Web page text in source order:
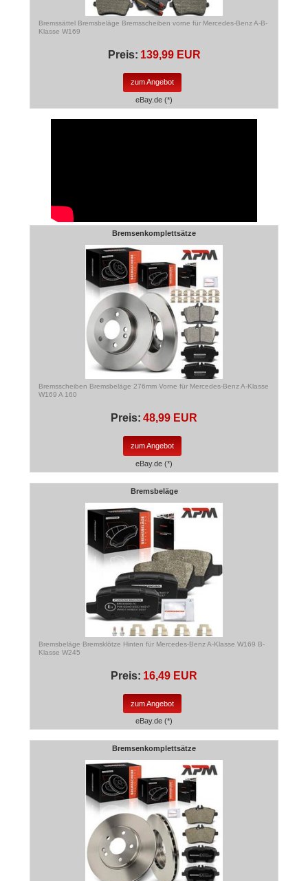
Bremssättel Bremsbeläge Bremsscheiben vorne für Mercedes-Benz A-B-
Klasse W169
Preis: 139,99 EUR
zum Angebot
eBay.de (*)
Bremsenkomplettsätze
Bremsscheiben Bremsbeläge 276mm Vorne für Mercedes-Benz A-Klasse
W169 A 160
Preis: 48,99 EUR
zum Angebot
eBay.de (*)
Bremsbeläge
Bremsbeläge Bremsklötze Hinten für Mercedes-Benz A-Klasse W169 B-
Klasse W245
Preis: 16,49 EUR
zum Angebot
eBay.de (*)
Bremsenkomplettsätze